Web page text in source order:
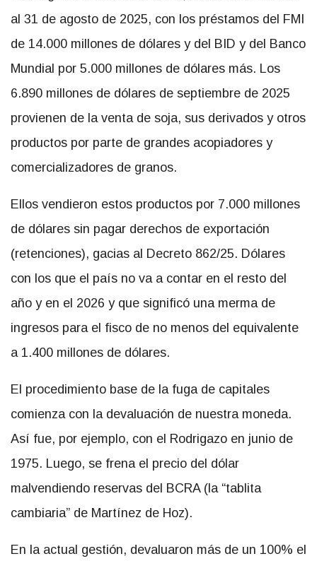
al 31 de agosto de 2025, con los préstamos del FMI
de 14.000 millones de dólares y del BID y del Banco
Mundial por 5.000 millones de dólares más. Los
6.890 millones de dólares de septiembre de 2025
provienen de la venta de soja, sus derivados y otros
productos por parte de grandes acopiadores y
comercializadores de granos.
Ellos vendieron estos productos por 7.000 millones
de dólares sin pagar derechos de exportación
(retenciones), gacias al Decreto 862/25. Dólares
con los que el país no va a contar en el resto del
año y en el 2026 y que significó una merma de
ingresos para el fisco de no menos del equivalente
a 1.400 millones de dólares.
El procedimiento base de la fuga de capitales
comienza con la devaluación de nuestra moneda.
Así fue, por ejemplo, con el Rodrigazo en junio de
1975. Luego, se frena el precio del dólar
malvendiendo reservas del BCRA (la “tablita
cambiaria” de Martínez de Hoz).
En la actual gestión, devaluaron más de un 100% el